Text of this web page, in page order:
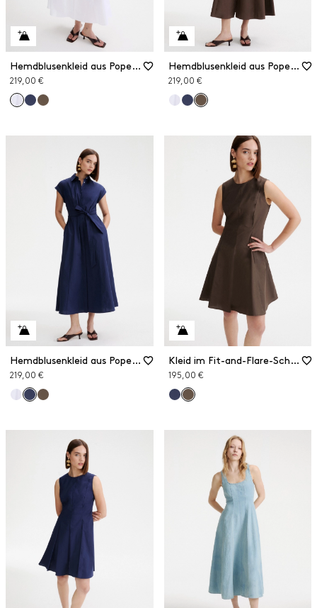
Hemdblusenkleid aus Popeline
219,00 €
Hemdblusenkleid aus Popeline
219,00 €
Hemdblusenkleid aus Popeline
219,00 €
Kleid im Fit-and-Flare-Schnitt aus Popeline
195,00 €